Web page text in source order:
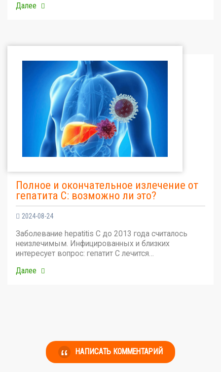
Далее
Полное и окончательное излечение от
гепатита С: возможно ли это?
2024-08-24
Заболевание hepatitis C до 2013 года считалось
неизлечимым. Инфицированных и близких
интересует вопрос: гепатит С лечится…
Далее
НАПИСАТЬ КОММЕНТАРИЙ